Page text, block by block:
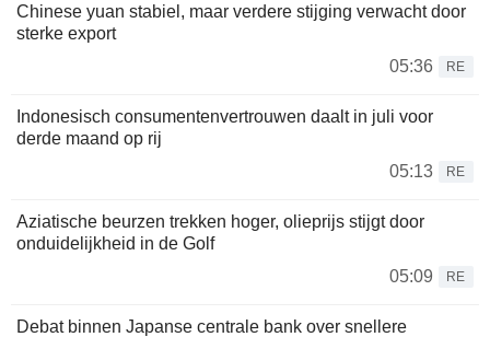
Chinese yuan stabiel, maar verdere stijging verwacht door
sterke export
05:36
RE
Indonesisch consumentenvertrouwen daalt in juli voor
derde maand op rij
05:13
RE
Aziatische beurzen trekken hoger, olieprijs stijgt door
onduidelijkheid in de Golf
05:09
RE
Debat binnen Japanse centrale bank over snellere